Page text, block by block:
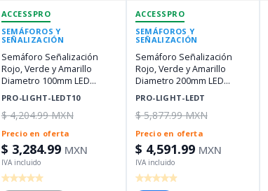
ACCESSPRO
SEMÁFOROS Y
SEÑALIZACIÓN
PRO-LIGHT-LEDT10
Semáforo Señalización
Rojo, Verde y Amarillo
Diametro 100mm LED
110vca PRO-LIGHT-LEDT10
$ 4,204.99 MXN
Precio en oferta
$ 3,284.99 MXN
ACCESSPRO
SEMÁFOROS Y
SEÑALIZACIÓN
PRO-LIGHT-LEDT
Semáforo Señalización
Rojo, Verde y Amarillo
Diametro 200mm LED
110vca PRO-LIGHT-LEDT
$ 5,877.99 MXN
Precio en oferta
$ 4,591.99 MXN